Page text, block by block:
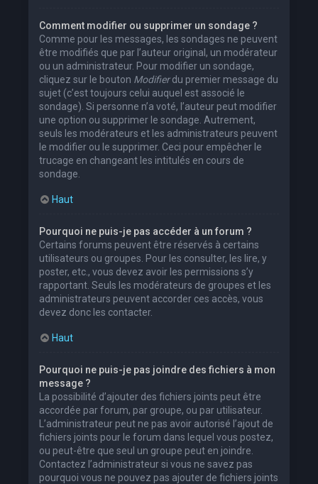
Comment modifier ou supprimer un sondage ?
Comme pour les messages, les sondages ne peuvent
être modifiés que par l’auteur original, un modérateur
ou un administrateur. Pour modifier un sondage,
cliquez sur le bouton Modifierdu premier message du
sujet (c’est toujours celui auquel est associé le
sondage). Si personne n’a voté, l’auteur peut modifier
une option ou supprimer le sondage. Autrement,
seuls les modérateurs et les administrateurs peuvent
le modifier ou le supprimer. Ceci pour empêcher le
trucage en changeant les intitulés en cours de
sondage.
Haut
Pourquoi ne puis-je pas accéder à un forum ?
Certains forums peuvent être réservés à certains
utilisateurs ou groupes. Pour les consulter, les lire, y
poster, etc., vous devez avoir les permissions s’y
rapportant. Seuls les modérateurs de groupes et les
administrateurs peuvent accorder ces accès, vous
devez donc les contacter.
Haut
Pourquoi ne puis-je pas joindre des fichiers à mon
message ?
La possibilité d’ajouter des fichiers joints peut être
accordée par forum, par groupe, ou par utilisateur.
L’administrateur peut ne pas avoir autorisé l’ajout de
fichiers joints pour le forum dans lequel vous postez,
ou peut-être que seul un groupe peut en joindre.
Contactez l’administrateur si vous ne savez pas
pourquoi vous ne pouvez pas ajouter de fichiers joints